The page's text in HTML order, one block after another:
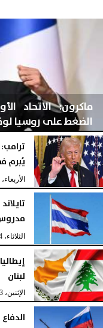
ماكرون: الاتحاد
الضغط على روسيا
الأربعاء، 5 أغسطس 2026 04:48 مـ
يُبرم
الأربعاء، 5 أغسطس 2026
الثلاثاء، 4 أغسطس 2026
لبنان
الإثنين، 3 أغسطس 2026